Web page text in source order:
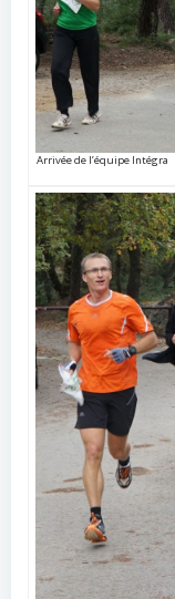
Arrivée de l’équipe Intégra